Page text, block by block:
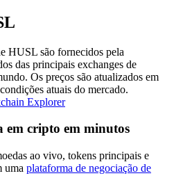
traders
HUSL são fornecidos pela
das principais exchanges de
Os preços são atualizados em
atuais do mercado.
Explorer
em cripto em minutos
ao vivo, tokens principais e
uma plataforma de negociação de